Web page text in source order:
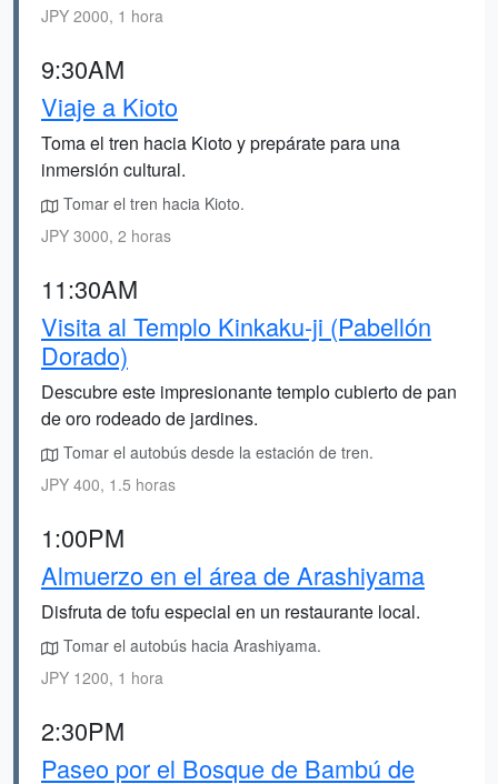
JPY 2000, 1 hora
9:30AM
Viaje a Kioto
Toma el tren hacia Kioto y prepárate para una
inmersión cultural.
Tomar el tren hacia Kioto.
JPY 3000, 2 horas
11:30AM
Visita al Templo Kinkaku-ji (Pabellón
Dorado)
Descubre este impresionante templo cubierto de pan
de oro rodeado de jardines.
Tomar el autobús desde la estación de tren.
JPY 400, 1.5 horas
1:00PM
Almuerzo en el área de Arashiyama
Disfruta de tofu especial en un restaurante local.
Tomar el autobús hacia Arashiyama.
JPY 1200, 1 hora
2:30PM
Paseo por el Bosque de Bambú de